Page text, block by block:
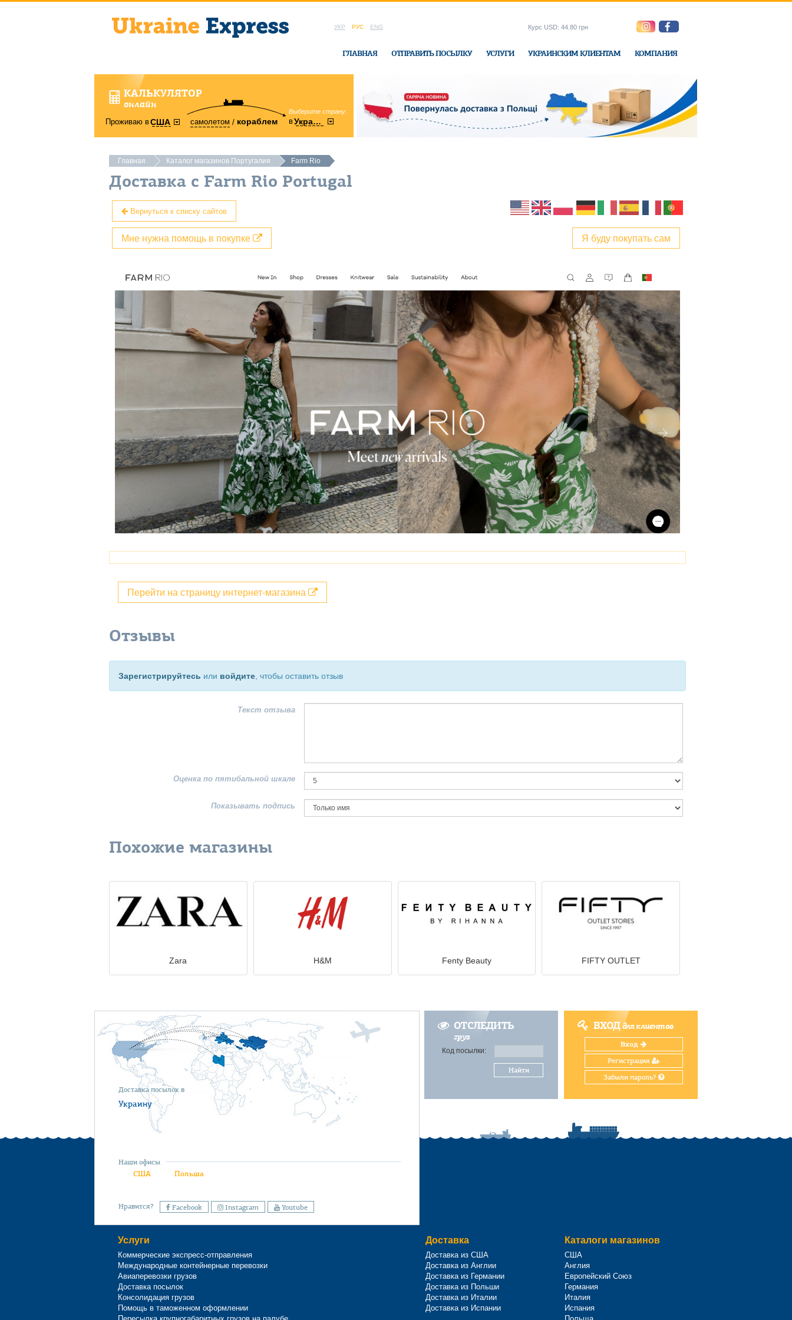
УКР РУС ENG
ГЛАВНАЯ ОТПРАВИТЬ ПОСЫЛКУ УСЛУГИ УКРАИНСКИМ КЛИЕНТАМ КОМПАНИЯ
Курс USD: 44.80 грн
КАЛЬКУЛЯТОР
онлайн
Проживаю вСША самолетом кораблем
Выберите страну:
вУкраину
область:
Винницкая в офисе Ukraine-Express
Главная Каталог магазинов Португалия Farm Rio
Доставка с Farm Rio Portugal
Вернуться к списку сайтов
Я буду покупать сам
Мне нужна помощь в покупке
Перейти на страницу интернет-магазина
Отзывы
Зарегистрируйтесь или войдите , чтобы оставить отзыв
Текст отзыва
Оценка по пятибальной шкале
Показывать подпись
Похожие магазины
Zara H&M Fenty Beauty FIFTY OUTLET
ОТСЛЕДИТЬ
груз
Код посылки:
Найти
ВХОДдля клиентов
Вход
Регистрация
Забыли пароль?
Доставка посылок в
Украину
Наши офисы
США Польша
Нравится? Facebook Instagram Youtube
Услуги
Коммерческие экспресс-отправления
Международные контейнерные перевозки
Авиаперевозки грузов
Доставка посылок
Консолидация грузов
Помощь в таможенном оформлении
Доставка
Доставка из США
Доставка из Англии
Доставка из Германии
Доставка из Польши
Доставка из Италии
Доставка из Испании
Каталоги магазинов
США
Англия
Европейский Союз
Германия
Италия
Испания